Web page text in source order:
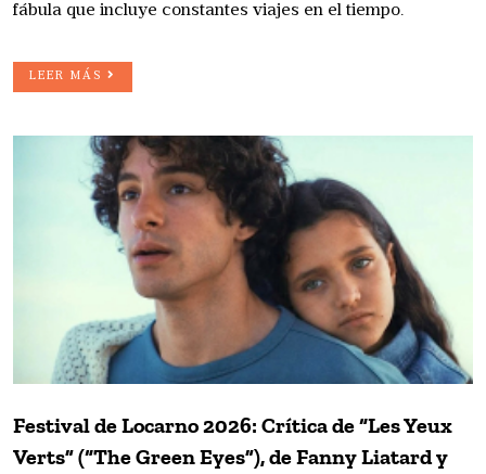
fábula que incluye constantes viajes en el tiempo.
LEER MÁS
Festival de Locarno 2026: Crítica de “Les Yeux
Verts” (“The Green Eyes”), de Fanny Liatard y